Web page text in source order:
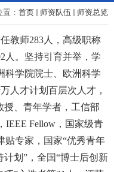
： 首页 师资队伍 师资总览
教师283人，高级职称
人。坚持引育并举，学
科学院院士、欧洲科学
人才计划百层次人才，
授、青年学者，工信部
IEEE Fellow，国家级青
贴专家，国家“优秀青年
划”，全国“博士后创新